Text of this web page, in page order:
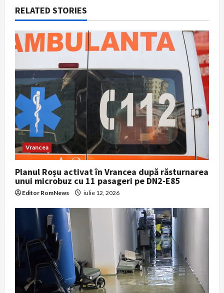
i
g
a
t
i
o
n
RELATED STORIES
Vrancea
Planul Roșu activat în Vrancea după răsturnarea
unui microbuz cu 11 pasageri pe DN2-E85
Editor RomNews iulie 12, 2026